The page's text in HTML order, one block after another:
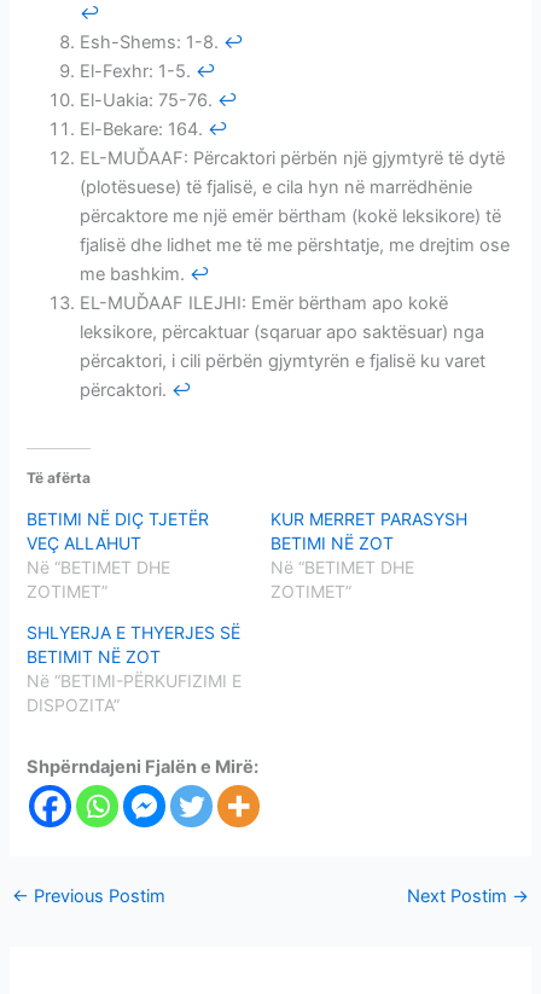
↩
Esh-Shems: 1-8. ↩
El-Fexhr: 1-5. ↩
El-Uakia: 75-76. ↩
El-Bekare: 164. ↩
EL-MUĎAAF: Përcaktori përbën një gjymtyrë të dytë
(plotësuese) të fjalisë, e cila hyn në marrëdhënie
përcaktore me një emër bërtham (kokë leksikore) të
fjalisë dhe lidhet me të me përshtatje, me drejtim ose
me bashkim. ↩
EL-MUĎAAF ILEJHI: Emër bërtham apo kokë
leksikore, përcaktuar (sqaruar apo saktësuar) nga
përcaktori, i cili përbën gjymtyrën e fjalisë ku varet
përcaktori. ↩
Të afërta
BETIMI NË DIÇ TJETËR
VEÇ ALLAHUT
Në “BETIMET DHE
ZOTIMET”
KUR MERRET PARASYSH
BETIMI NË ZOT
Në “BETIMET DHE
ZOTIMET”
SHLYERJA E THYERJES SË
BETIMIT NË ZOT
Në “BETIMI-PËRKUFIZIMI E
DISPOZITA”
Shpërndajeni Fjalën e Mirë:
← Previous Postim Next Postim →